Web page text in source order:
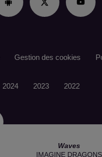
Waves
IMAGINE DRAGONS
Gestion des cookies
2024 2023 2022